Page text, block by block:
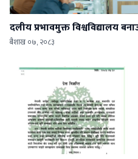
दलीय प्रभावमुक्त विश्वविद्यालय
बैशाख ०७, २०८३